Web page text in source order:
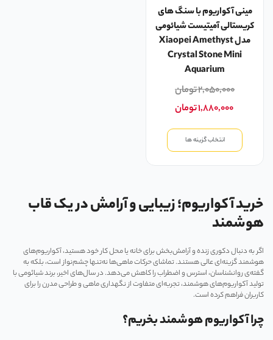
مینی آکواریوم با سنگ های
کریستالی آمیتیست شیائومی
مدل Xiaopei Amethyst
Crystal Stone Mini
Aquarium
۲,۰۵۰,۰۰۰تومان
۱,۸۸۰,۰۰۰تومان
انتخاب گزینه ها
خرید آکواریوم؛ زیبایی و آرامش در یک قاب
هوشمند
اگر به دنبال دکوری زنده و آرامش‌بخش برای خانه یا محل کار خود هستید، آکواریوم‌های
هوشمند گزینه‌ای عالی هستند. تماشای حرکات ماهی‌ها نه‌تنها چشم‌نواز است، بلکه به
گفته‌ی روانشناسان، استرس و اضطراب را کاهش می‌دهد. در سال‌های اخیر، برند شیائومی با
تولید آکواریوم‌های هوشمند، تجربه‌ای متفاوت از نگهداری ماهی و طراحی مدرن را برای
کاربران فراهم کرده است.
چرا آکواریوم هوشمند بخریم؟